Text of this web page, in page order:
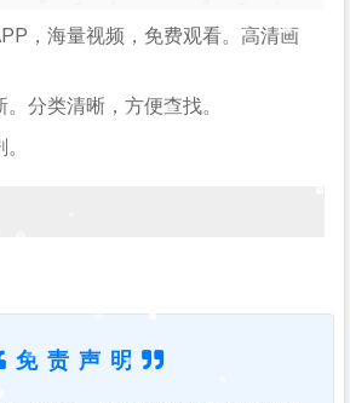
，海量视频，免费观看。高清画
分类清晰，方便查找。
免责声明